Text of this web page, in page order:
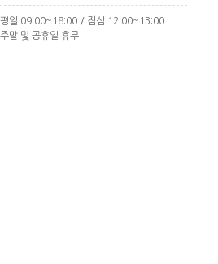
평일 09:00~18:00 / 점심 12:00~13:00
주말 및 공휴일 휴무